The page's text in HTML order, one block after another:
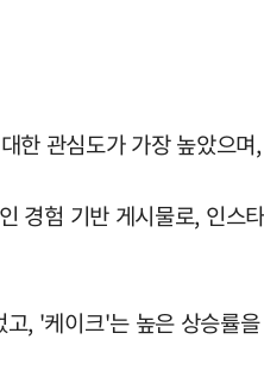
한 관심도가 가장 높았으
경험 기반 게시물로, 인
, '케이크'는 높은 상승률